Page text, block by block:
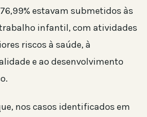
estavam submetidos às
infantil, com atividades
riscos à saúde, à
e ao desenvolvimento
nos casos identificados em